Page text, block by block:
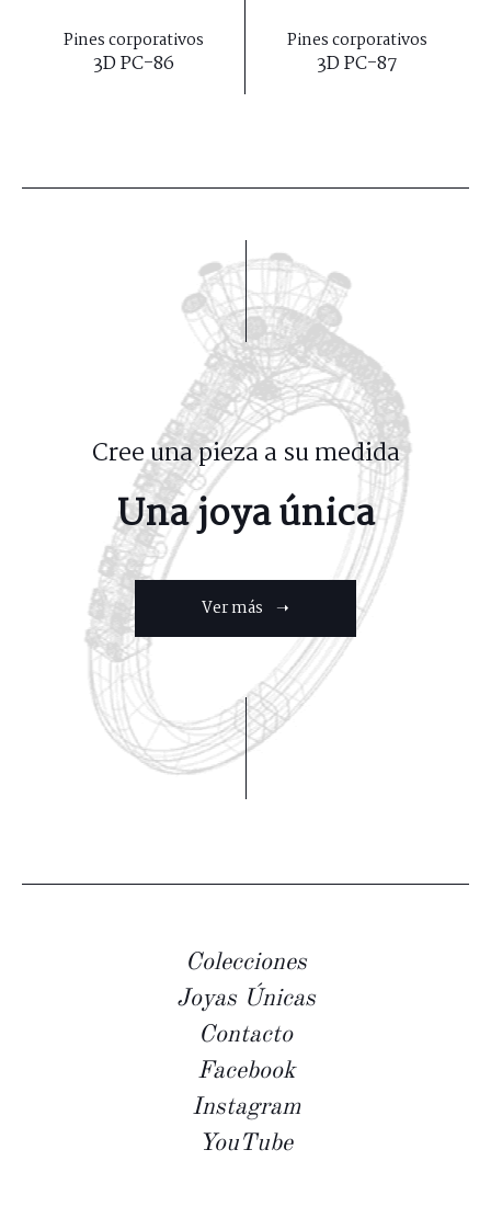
Pines corporativos
3D PC-86
Pines corporativos
3D PC-87
Cree una pieza a su medida
Una joya única
Ver más ➝
Colecciones
Joyas Únicas
Contacto
Facebook
Instagram
YouTube